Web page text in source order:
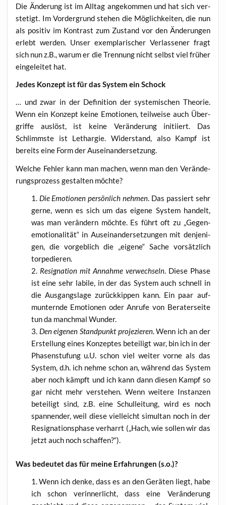
Die Ände­rung ist im All­tag ange­kom­men und hat sich ver­
ste­tigt. Im Vor­der­grund ste­hen die Mög­lich­kei­ten, die nun
als posi­tiv im Kon­trast zum Zustand vor den Ände­run­gen
erlebt wer­den. Unser exem­pla­ri­scher Ver­las­se­ner fragt
sich nun z.B., war­um er die Tren­nung nicht selbst viel frü­her
ein­ge­lei­tet hat.
Jedes Kon­zept ist für das Sys­tem ein Schock
… und zwar in der Defi­ni­ti­on der sys­te­mi­schen Theo­rie.
Wenn ein Kon­zept kei­ne Emo­tio­nen, teil­wei­se auch Über­
grif­fe aus­löst, ist kei­ne Ver­än­de­rung initi­iert. Das
Schlimms­te ist Lethar­gie. Wider­stand, also Kampf ist
bereits eine Form der Auseinandersetzung.
Wel­che Feh­ler kann man machen, wenn man den Ver­än­de­
rungs­pro­zess gestal­ten möchte?
Die Emo­tio­nen per­sön­lich neh­men. Das pas­siert sehr
ger­ne, wenn es sich um das eige­ne Sys­tem han­delt,
was man ver­än­dern möch­te. Es führt oft zu „Gegen­
emo­tio­na­li­tät“ in Aus­ein­an­der­set­zun­gen mit den­je­ni­
gen, die vor­geb­lich die „eige­ne“ Sache vor­sätz­lich
torpedieren.
Resi­gna­ti­on mit Annah­me ver­wech­seln. Die­se Pha­se
ist eine sehr labi­le, in der das Sys­tem auch schnell in
die Aus­gangs­la­ge zurück­kip­pen kann. Ein paar auf­
mun­tern­de Emo­tio­nen oder Anru­fe von Bera­ter­sei­te
tun da manch­mal Wunder.
Den eige­nen Stand­punkt pro­je­zie­ren. Wenn ich an der
Erstel­lung eines Kon­zep­tes betei­ligt war, bin ich in der
Pha­sen­stu­fung u.U. schon viel wei­ter vor­ne als das
Sys­tem, d.h. ich neh­me schon an, wäh­rend das Sys­tem
aber noch kämpft und ich kann dann die­sen Kampf so
gar nicht mehr ver­ste­hen. Wenn wei­te­re Instan­zen
betei­ligt sind, z.B. eine Schul­lei­tung, wird es noch
span­nen­der, weil die­se viel­leicht simul­tan noch in der
Resi­gna­ti­ons­pha­se ver­harrt („Hach, wie sol­len wir das
jetzt auch noch schaffen?“).
Was bedeu­tet das für mei­ne Erfah­run­gen (s.o.)?
Wenn ich den­ke, dass es an den Gerä­ten liegt, habe
ich schon ver­in­ner­licht, dass eine Ver­än­de­rung